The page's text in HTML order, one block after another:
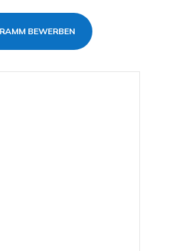
BEWERBEN